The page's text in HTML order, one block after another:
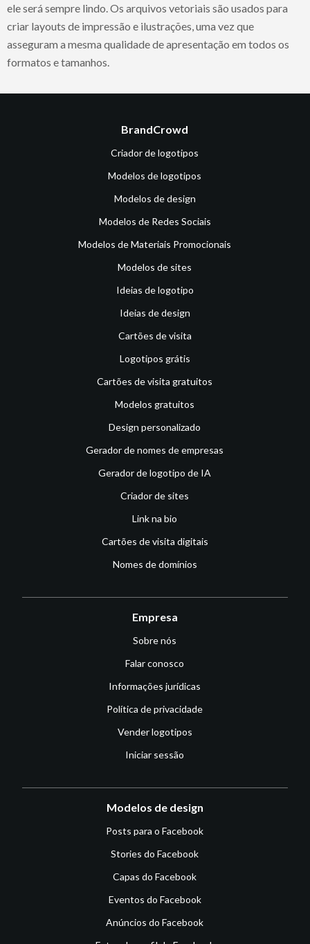
ele será sempre lindo. Os arquivos vetoriais são usados para
criar layouts de impressão e ilustrações, uma vez que
asseguram a mesma qualidade de apresentação em todos os
formatos e tamanhos.
BrandCrowd
Criador de logotipos
Modelos de logotipos
Modelos de design
Modelos de Redes Sociais
Modelos de Materiais Promocionais
Modelos de sites
Ideias de logotipo
Ideias de design
Cartões de visita
Logotipos grátis
Cartões de visita gratuitos
Modelos gratuitos
Design personalizado
Gerador de nomes de empresas
Gerador de logotipo de IA
Criador de sites
Link na bio
Cartões de visita digitais
Nomes de domínios
Empresa
Sobre nós
Falar conosco
Informações jurídicas
Política de privacidade
Vender logotipos
Iniciar sessão
Modelos de design
Posts para o Facebook
Stories do Facebook
Capas do Facebook
Eventos do Facebook
Anúncios do Facebook